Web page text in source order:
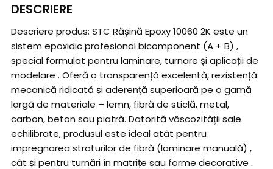
DESCRIERE
Descriere produs: STC Rășină Epoxy 10060 2K este un
sistem epoxidic profesional bicomponent (A + B) ,
special formulat pentru laminare, turnare și aplicații de
modelare . Oferă o transparență excelentă, rezistență
mecanică ridicată și aderență superioară pe o gamă
largă de materiale – lemn, fibră de sticlă, metal,
carbon, beton sau piatră. Datorită vâscozității sale
echilibrate, produsul este ideal atât pentru
impregnarea straturilor de fibră (laminare manuală) ,
cât și pentru turnări în matrițe sau forme decorative .